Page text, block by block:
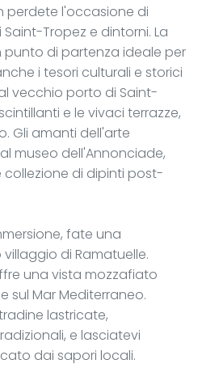
perdete l'occasione di
Tropez e dintorni. La
di partenza ideale per
i tesori culturali e storici
vecchio porto di Saint-
e le vivaci terrazze,
Gli amanti dell'arte
museo dell'Annonciade,
di dipinti post-
fate una
di Ramatuelle.
una vista mozzafiato
sul Mar Mediterraneo.
lastricate,
e lasciatevi
dai sapori locali.